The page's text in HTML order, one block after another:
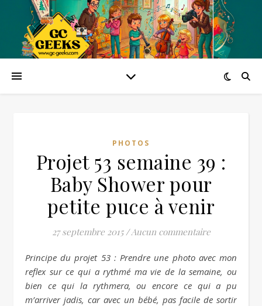
PHOTOS
Projet 53 semaine 39 :
Baby Shower pour
petite puce à venir
27 septembre 2015 /Aucun commentaire
Principe du projet 53 : Prendre une photo avec mon
reflex sur ce qui a rythmé ma vie de la semaine, ou
bien ce qui la rythmera, ou encore ce qui a pu
m’arriver jadis, car avec un bébé, pas facile de sortir